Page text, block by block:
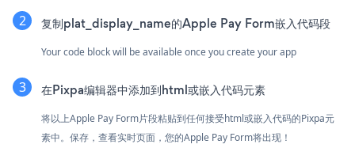
复制plat_display_name的Apple Pay Form嵌入代码段
Your code block will be available once you create your app
在Pixpa编辑器中添加到html或嵌入代码元素
将以上Apple Pay Form片段粘贴到任何接受html或嵌入代码的Pixpa元
素中。保存，查看实时页面，您的Apple Pay Form将出现！